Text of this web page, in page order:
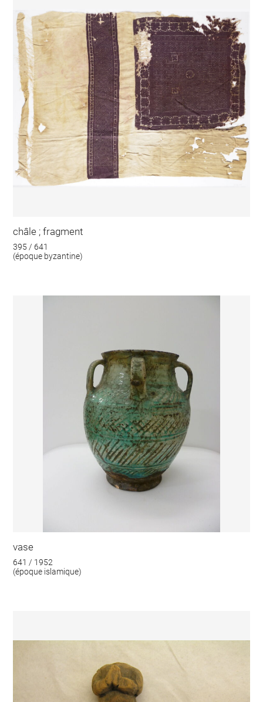
châle ; fragment
395 / 641
(époque byzantine)
vase
641 / 1952
(époque islamique)